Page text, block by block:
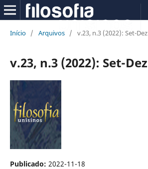
Início / Arquivos / v.23, n.3 (2022): Set-Dez
v.23, n.3 (2022): Set-Dez
Publicado: 2022-11-18